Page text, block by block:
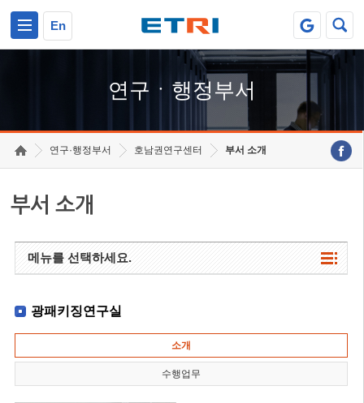
En
연구ㆍ행정부서
연구·행정부서 호남권연구센터 부서 소개
부서 소개
메뉴를 선택하세요.
광패키징연구실
소개
수행업무